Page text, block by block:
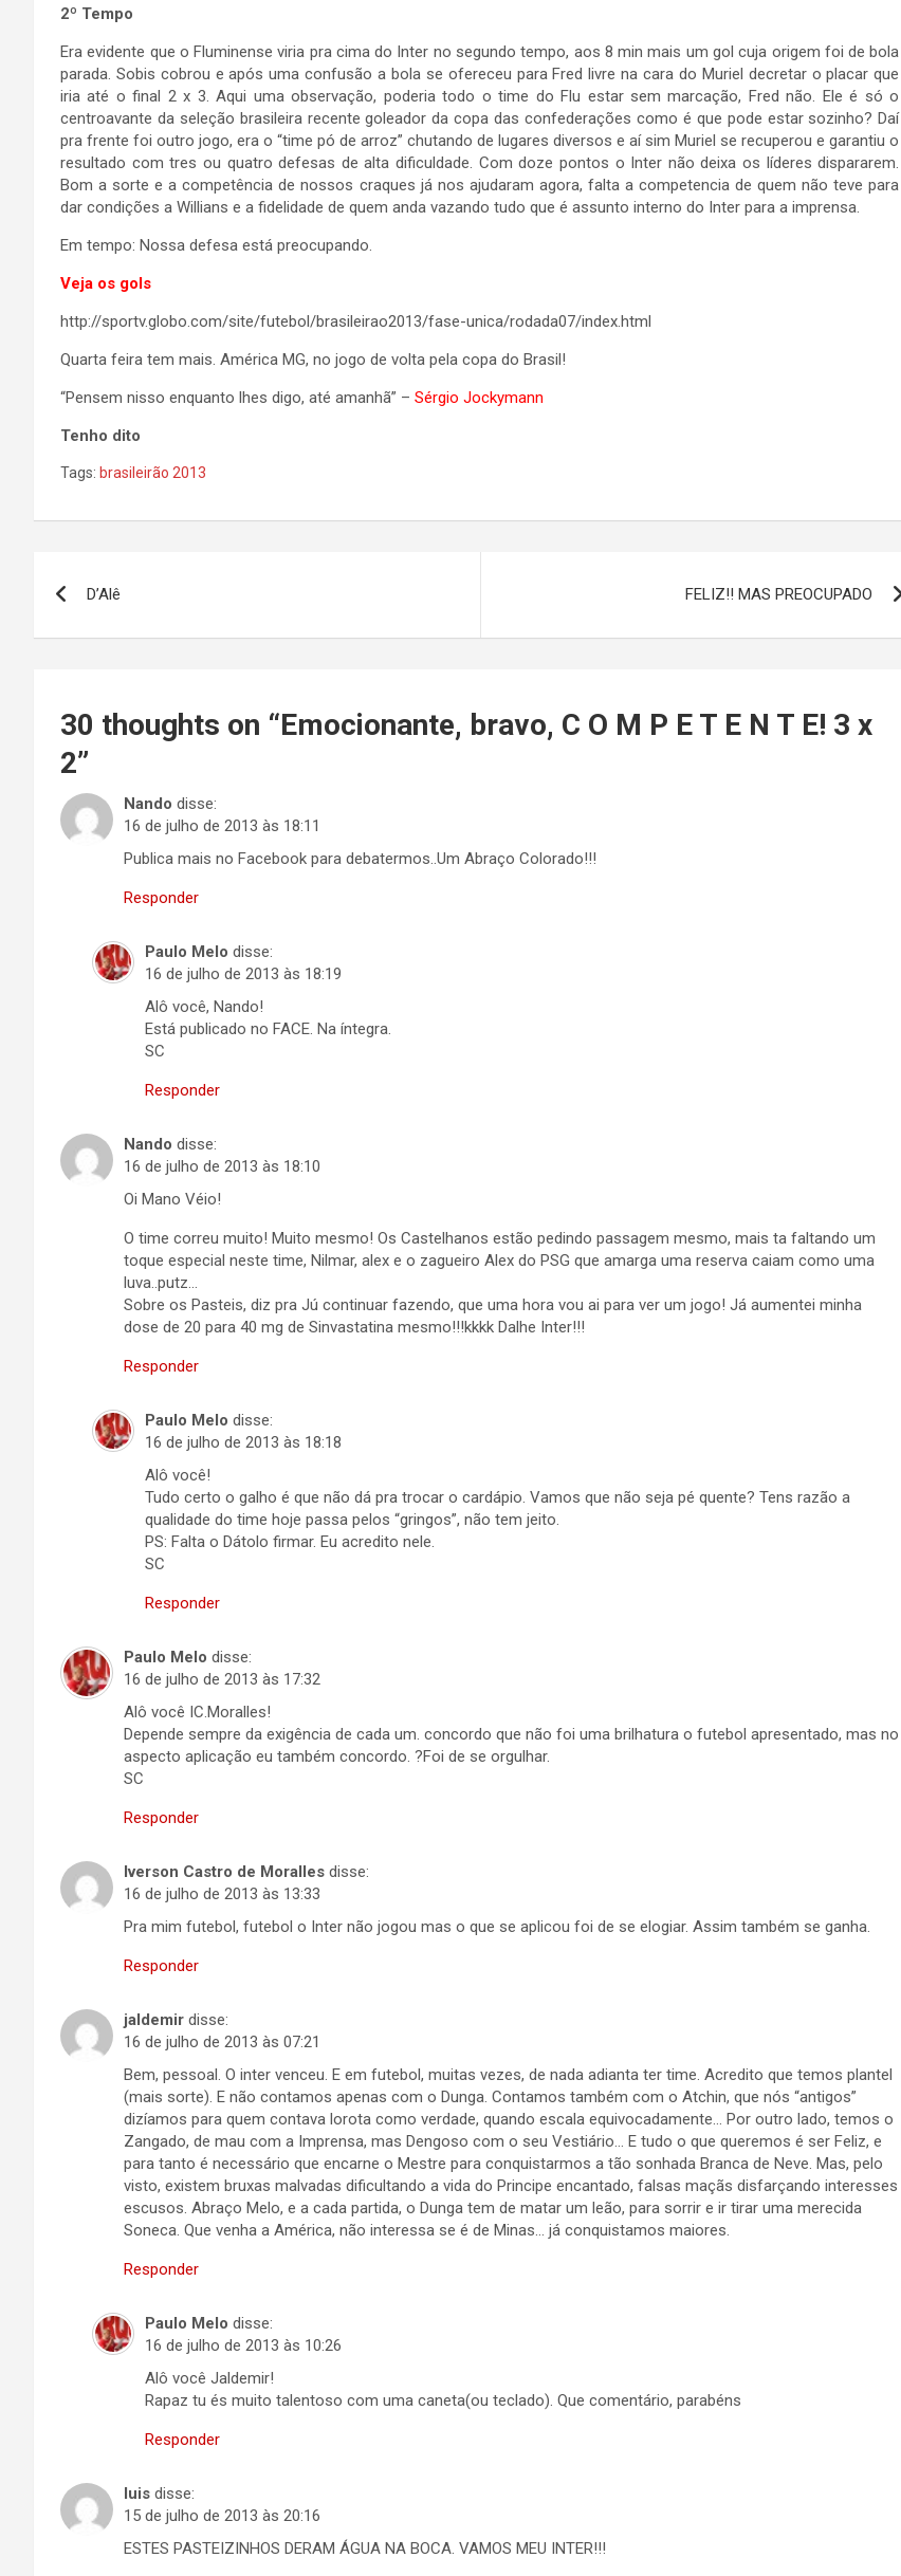
2º Tempo
Era evidente que o Fluminense viria pra cima do Inter no segundo tempo, aos 8 min mais um gol cuja origem foi de bola
parada. Sobis cobrou e após uma confusão a bola se ofereceu para Fred livre na cara do Muriel decretar o placar que
iria até o final 2 x 3. Aqui uma observação, poderia todo o time do Flu estar sem marcação, Fred não. Ele é só o
centroavante da seleção brasileira recente goleador da copa das confederações como é que pode estar sozinho? Daí
pra frente foi outro jogo, era o “time pó de arroz” chutando de lugares diversos e aí sim Muriel se recuperou e garantiu o
resultado com tres ou quatro defesas de alta dificuldade. Com doze pontos o Inter não deixa os líderes dispararem.
Bom a sorte e a competência de nossos craques já nos ajudaram agora, falta a competencia de quem não teve para
dar condições a Willians e a fidelidade de quem anda vazando tudo que é assunto interno do Inter para a imprensa.
Em tempo: Nossa defesa está preocupando.
Veja os gols
http://sportv.globo.com/site/futebol/brasileirao2013/fase-unica/rodada07/index.html
Quarta feira tem mais. América MG, no jogo de volta pela copa do Brasil!
“Pensem nisso enquanto lhes digo, até amanhã” – Sérgio Jockymann
Tenho dito
Tags: brasileirão 2013
de
D’Alê FELIZ!! MAS PREOCUPADO
30 thoughts on “Emocionante, bravo, C O M P E T E N T E! 3 x
2”
Nando disse:
16 de julho de 2013 às 18:11
Publica mais no Facebook para debatermos..Um Abraço Colorado!!!
Responder
Paulo Melo disse:
16 de julho de 2013 às 18:19
Alô você, Nando!
Está publicado no FACE. Na íntegra.
SC
Responder
Nando disse:
16 de julho de 2013 às 18:10
Oi Mano Véio!
O time correu muito! Muito mesmo! Os Castelhanos estão pedindo passagem mesmo, mais ta faltando um
toque especial neste time, Nilmar, alex e o zagueiro Alex do PSG que amarga uma reserva caiam como uma
luva..putz…
Sobre os Pasteis, diz pra Jú continuar fazendo, que uma hora vou ai para ver um jogo! Já aumentei minha
dose de 20 para 40 mg de Sinvastatina mesmo!!!kkkk Dalhe Inter!!!
Responder
Paulo Melo disse:
16 de julho de 2013 às 18:18
Alô você!
Tudo certo o galho é que não dá pra trocar o cardápio. Vamos que não seja pé quente? Tens razão a
qualidade do time hoje passa pelos “gringos”, não tem jeito.
PS: Falta o Dátolo firmar. Eu acredito nele.
SC
Responder
Paulo Melo disse:
16 de julho de 2013 às 17:32
Alô você IC.Moralles!
Depende sempre da exigência de cada um. concordo que não foi uma brilhatura o futebol apresentado, mas no
aspecto aplicação eu também concordo. ?Foi de se orgulhar.
SC
Responder
Iverson Castro de Moralles disse:
16 de julho de 2013 às 13:33
Pra mim futebol, futebol o Inter não jogou mas o que se aplicou foi de se elogiar. Assim também se ganha.
Responder
jaldemir disse:
16 de julho de 2013 às 07:21
Bem, pessoal. O inter venceu. E em futebol, muitas vezes, de nada adianta ter time. Acredito que temos plantel
(mais sorte). E não contamos apenas com o Dunga. Contamos também com o Atchin, que nós “antigos”
dizíamos para quem contava lorota como verdade, quando escala equivocadamente… Por outro lado, temos o
Zangado, de mau com a Imprensa, mas Dengoso com o seu Vestiário… E tudo o que queremos é ser Feliz, e
para tanto é necessário que encarne o Mestre para conquistarmos a tão sonhada Branca de Neve. Mas, pelo
visto, existem bruxas malvadas dificultando a vida do Principe encantado, falsas maçãs disfarçando interesses
escusos. Abraço Melo, e a cada partida, o Dunga tem de matar um leão, para sorrir e ir tirar uma merecida
Soneca. Que venha a América, não interessa se é de Minas… já conquistamos maiores.
Responder
Paulo Melo disse:
16 de julho de 2013 às 10:26
Alô você Jaldemir!
Rapaz tu és muito talentoso com uma caneta(ou teclado). Que comentário, parabéns
Responder
luis disse:
15 de julho de 2013 às 20:16
ESTES PASTEIZINHOS DERAM ÁGUA NA BOCA. VAMOS MEU INTER!!!